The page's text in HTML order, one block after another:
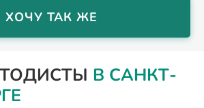
ХОЧУ ТАК ЖЕ
В САНКТ-